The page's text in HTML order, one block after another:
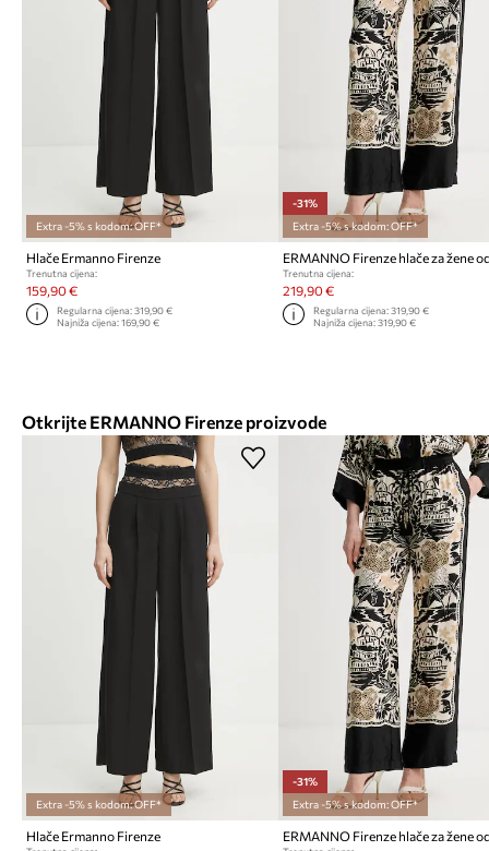
Extra -5% s kodom: OFF*
Hlače Ermanno Firenze
Trenutna cijena:
159,90 €
Regularna cijena:319,90 €
Najniža cijena:169,90 €
-31%
Extra -5% s kodom: OFF*
Trenutna cijena:
219,90 €
Regularna cijena: 319,90 €
Najniža cijena: 319,90 €
Otkrijte ERMANNO Firenze proizvode
Extra -5% s kodom: OFF*
Hlače Ermanno Firenze
-31%
Extra -5% s kodom: OFF*